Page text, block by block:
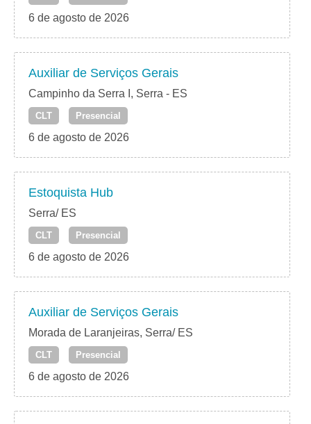
6 de agosto de 2026
Auxiliar de Serviços Gerais
Campinho da Serra I, Serra - ES
CLT Presencial
6 de agosto de 2026
Estoquista Hub
Serra/ ES
CLT Presencial
6 de agosto de 2026
Auxiliar de Serviços Gerais
Morada de Laranjeiras, Serra/ ES
CLT Presencial
6 de agosto de 2026